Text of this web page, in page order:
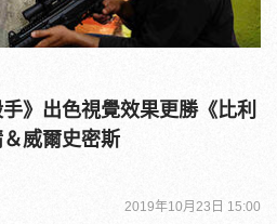
》出色視覺效果更勝《比利
威爾史密斯
2019年10月23日 15:00